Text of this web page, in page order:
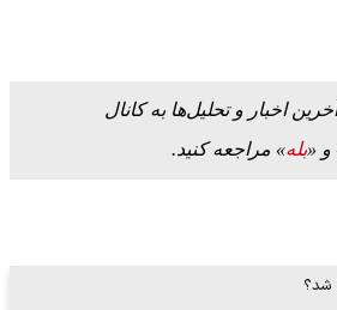
اخبار و تحلیل‌ها به کانال
و «بله» مراجعه کنید.
شد؟